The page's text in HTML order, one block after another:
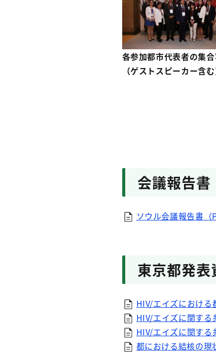
各参加都市代表者の集
（ゲストスピーカー含む
会議報告書
ソウル会議報告書（
東京都発表
HIV/エイズにおける
HIV/エイズに関する
HIV/エイズに関する
都における結核の現